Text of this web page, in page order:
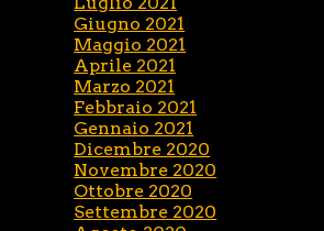
Giugno 2021
Maggio 2021
Aprile 2021
Marzo 2021
Febbraio 2021
Gennaio 2021
Dicembre 2020
Novembre 2020
Ottobre 2020
Settembre 2020